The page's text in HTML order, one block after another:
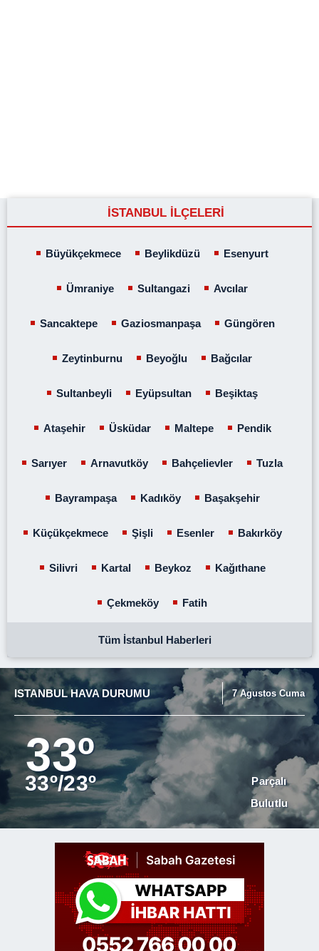
İSTANBUL İLÇELERİ
Büyükçekmece Beylikdüzü Esenyurt
Ümraniye Sultangazi Avcılar
Sancaktepe Gaziosmanpaşa Güngören
Zeytinburnu Beyoğlu Bağcılar
Sultanbeyli Eyüpsultan Beşiktaş
Ataşehir Üsküdar Maltepe Pendik
Sarıyer Arnavutköy Bahçelievler Tuzla
Bayrampaşa Kadıköy Başakşehir
Küçükçekmece Şişli Esenler Bakırköy
Silivri Kartal Beykoz Kağıthane
Çekmeköy Fatih
Tüm İstanbul Haberleri
ISTANBUL HAVA DURUMU 7 Agustos Cuma
33º
33º/23º
Parçalı
Bulutlu